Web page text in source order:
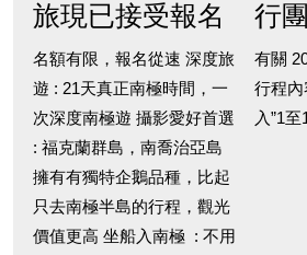
旅現已接受報名
名額有限，報名從速 深度旅
遊 : 21天真正南極時間，一
次深度南極遊 攝影愛好首選
: 福克蘭群島，南喬治亞島
擁有有獨特企鵝品種，比起
只去南極半島的行程，觀光
價值更高 坐船入南極 : 不用
行
有關
行程
入”1